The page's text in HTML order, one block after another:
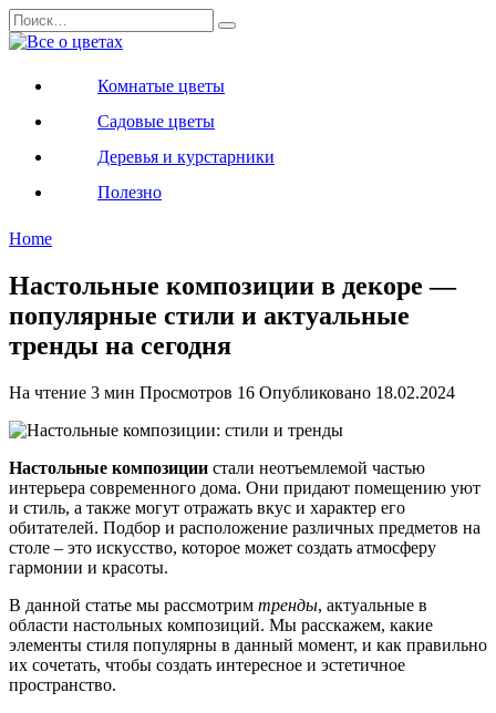
Перейти
к
содержанию
Search
for:
Комнатые цветы
Садовые цветы
Деревья и курстарники
Полезно
Home
Настольные композиции в декоре —
популярные стили и актуальные
тренды на сегодня
На чтение 3 мин Просмотров 16 Опубликовано 18.02.2024
Настольные композиции стали неотъемлемой частью
интерьера современного дома. Они придают помещению уют
и стиль, а также могут отражать вкус и характер его
обитателей. Подбор и расположение различных предметов на
столе – это искусство, которое может создать атмосферу
гармонии и красоты.
В данной статье мы рассмотрим тренды, актуальные в
области настольных композиций. Мы расскажем, какие
элементы стиля популярны в данный момент, и как правильно
их сочетать, чтобы создать интересное и эстетичное
пространство.